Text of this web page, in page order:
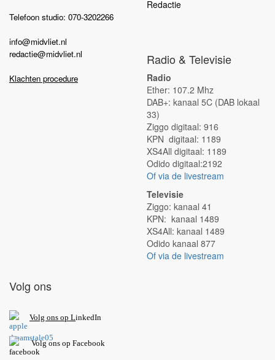
Telefoon studio: 070-3202266
info@midvliet.nl
redactie@midvliet.nl
Klachten procedure
Redactie
Radio & Televisie
Radio
Ether: 107.2 Mhz
DAB+: kanaal 5C (DAB lokaal
33)
Ziggo digitaal: 916
KPN digitaal: 1189
XS4All digitaal: 1189
Odido digitaal:2192
Of via de livestream
Televisie
Ziggo: kanaal 41
KPN: kanaal 1489
XS4All: kanaal 1489
Odido kanaal 877
Of via de livestream
Volg ons
Volg ons op LinkedIn
Volg ons op Facebook